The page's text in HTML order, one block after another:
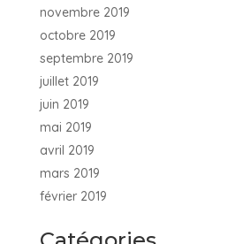
novembre 2019
octobre 2019
septembre 2019
juillet 2019
juin 2019
mai 2019
avril 2019
mars 2019
février 2019